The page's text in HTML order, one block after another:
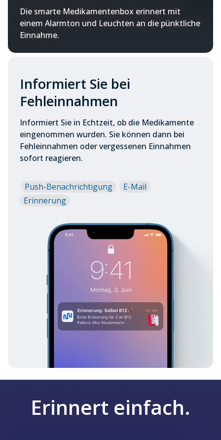
Die smarte Medikamentenbox erinnert mit
einem Alarmton und Leuchten an die pünktliche
Einnahme.
Informiert Sie bei
Fehleinnahmen
Informiert Sie in Echtzeit, ob die Medikamente
eingenommen wurden. Sie können dann bei
Fehleinnahmen oder vergessenen Einnahmen
sofort reagieren.
Push-Benachrichtigung
E-Mail
Erinnerung
Erinnert einfach.